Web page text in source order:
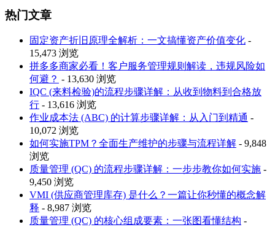
热门文章
固定资产折旧原理全解析：一文搞懂资产价值变化 -
15,473 浏览
拼多多商家必看！客户服务管理规则解读，违规风险如
何避？ - 13,630 浏览
IQC (来料检验)的流程步骤详解：从收到物料到合格放
行 - 13,616 浏览
作业成本法 (ABC) 的计算步骤详解：从入门到精通 -
10,072 浏览
如何实施TPM？全面生产维护的步骤与流程详解 - 9,848
浏览
质量管理 (QC) 的流程步骤详解：一步步教你如何实施 -
9,450 浏览
VMI (供应商管理库存) 是什么？一篇让你秒懂的概念解
释 - 8,987 浏览
质量管理 (QC) 的核心组成要素：一张图看懂结构 -